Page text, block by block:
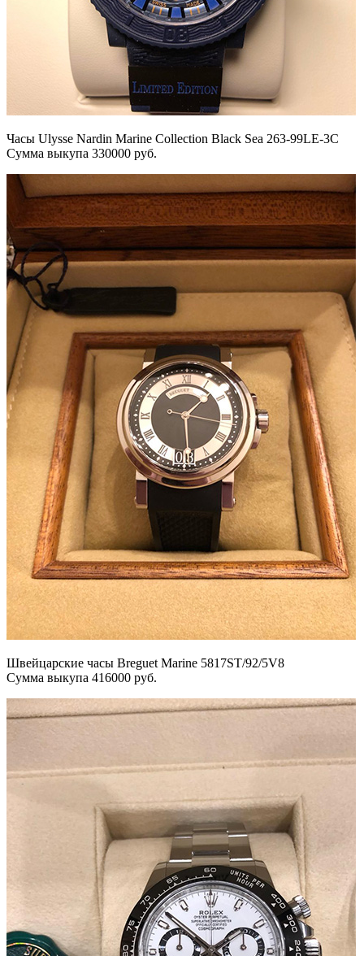
Часы Ulysse Nardin Marine Collection Black Sea 263-99LE-3C
Сумма выкупа 330000 руб.
Швейцарские часы Breguet Marine 5817ST/92/5V8
Сумма выкупа 416000 руб.